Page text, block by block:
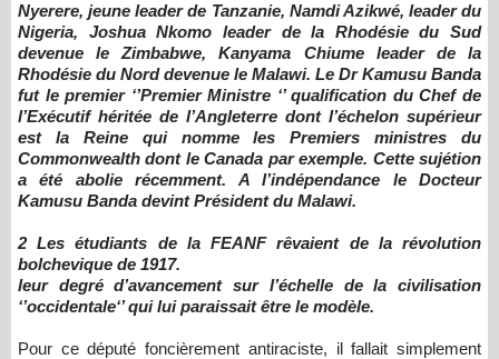
Nyerere, jeune leader de Tanzanie, Namdi Azikwé, leader du
Nigeria, Joshua Nkomo leader de la Rhodésie du Sud
devenue le Zimbabwe, Kanyama Chiume leader de la
Rhodésie du Nord devenue le Malawi. Le Dr Kamusu Banda
fut le premier ‘’Premier Ministre ‘’ qualification du Chef de
l’Exécutif héritée de l’Angleterre dont l’échelon supérieur
est la Reine qui nomme les Premiers ministres du
Commonwealth dont le Canada par exemple. Cette sujétion
a été abolie récemment. A l’indépendance le Docteur
Kamusu Banda devint Président du Malawi.
2 Les étudiants de la FEANF rêvaient de la révolution
bolchevique de 1917.
leur degré d’avancement sur l’échelle de la civilisation
‘’occidentale‘’ qui lui paraissait être le modèle.
Pour ce député foncièrement antiraciste, il fallait simplement